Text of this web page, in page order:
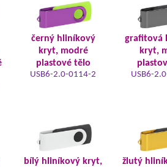
černý hliníkový
kryt, modré
plastové tělo
USB6-2.0-0114-2
grafitová
kryt,
USB6-
bílý hliníkový kryt,
žlutý